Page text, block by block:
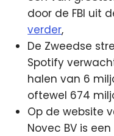
door de FBI uit
verder,
De Zweedse
Spotify
halen van 6
oftewel 674
Op de website
Novec BV is